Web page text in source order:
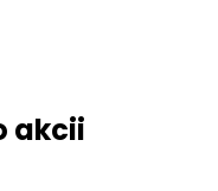
akcii